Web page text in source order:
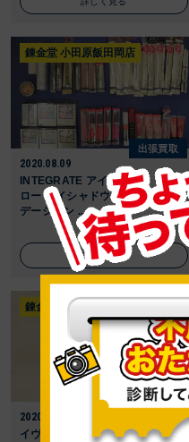
錬金堂 小田原飯田岡店
出張買取
2020.08.09
INTEGRATE アイライナー アイブ
ロー アイシャドウ リップ ファン
デーション ...
詳しく見る
錬金堂 新城店
買取
2020.06.26
イヴ・サンローラン ルージュ ヴ